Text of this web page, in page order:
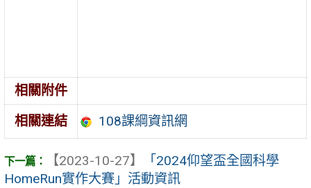
相關附件
相關連結
108課綱資訊網
【2023-10-27】
「2024仰望盃全國科學
HomeRun實作大賽」活動資訊